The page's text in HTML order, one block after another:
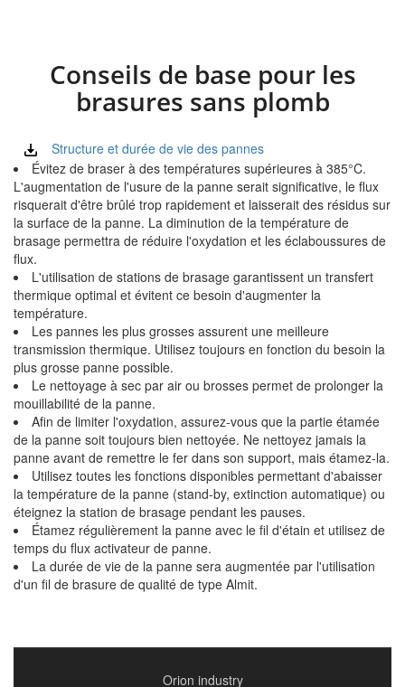
Conseils de base pour les
brasures sans plomb
Structure et durée de vie des pannes
Évitez de braser à des températures supérieures à 385°C.
L'augmentation de l'usure de la panne serait significative, le flux
risquerait d'être brûlé trop rapidement et laisserait des résidus sur
la surface de la panne. La diminution de la température de
brasage permettra de réduire l'oxydation et les éclaboussures de
flux.
L'utilisation de stations de brasage garantissent un transfert
thermique optimal et évitent ce besoin d'augmenter la
température.
Les pannes les plus grosses assurent une meilleure
transmission thermique. Utilisez toujours en fonction du besoin la
plus grosse panne possible.
Le nettoyage à sec par air ou brosses permet de prolonger la
mouillabilité de la panne.
Afin de limiter l'oxydation, assurez-vous que la partie étamée
de la panne soit toujours bien nettoyée. Ne nettoyez jamais la
panne avant de remettre le fer dans son support, mais étamez-la.
Utilisez toutes les fonctions disponibles permettant d'abaisser
la température de la panne (stand-by, extinction automatique) ou
éteignez la station de brasage pendant les pauses.
Étamez régulièrement la panne avec le fil d'étain et utilisez de
temps du flux activateur de panne.
La durée de vie de la panne sera augmentée par l'utilisation
d'un fil de brasure de qualité de type Almit.
Orion industry